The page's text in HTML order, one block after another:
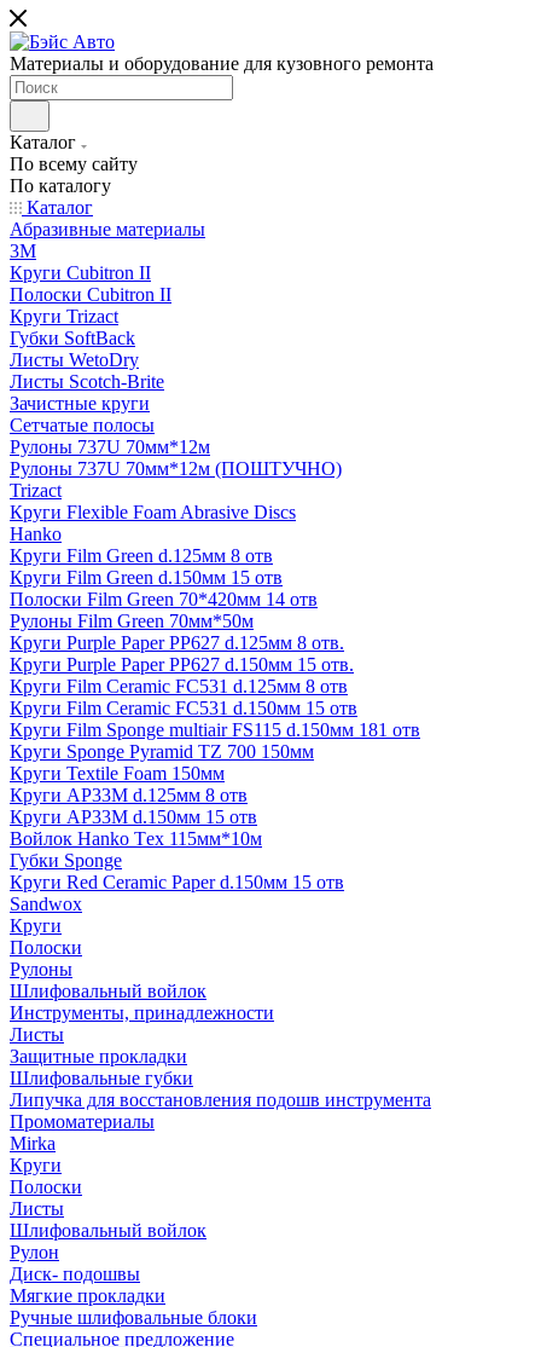
Материалы и оборудование для кузовного ремонта
Каталог
По всему сайту
По каталогу
Каталог
Абразивные материалы
3M
Круги Cubitron II
Полоски Cubitron II
Круги Trizact
Губки SoftBack
Листы WetoDry
Листы Scotch-Brite
Зачистные круги
Сетчатые полосы
Рулоны 737U 70мм*12м
Рулоны 737U 70мм*12м (ПОШТУЧНО)
Trizact
Круги Flexible Foam Abrasive Discs
Hanko
Круги Film Green d.125мм 8 отв
Круги Film Green d.150мм 15 отв
Полоски Film Green 70*420мм 14 отв
Рулоны Film Green 70мм*50м
Круги Purple Paper PP627 d.125мм 8 отв.
Круги Purple Paper PP627 d.150мм 15 отв.
Круги Film Ceramic FC531 d.125мм 8 отв
Круги Film Ceramic FC531 d.150мм 15 отв
Круги Film Sponge multiair FS115 d.150мм 181 отв
Круги Sponge Pyramid TZ 700 150мм
Круги Textile Foam 150мм
Круги AP33M d.125мм 8 отв
Круги AP33M d.150мм 15 отв
Войлок Hanko Tех 115мм*10м
Губки Sponge
Круги Red Ceramic Paper d.150мм 15 отв
Sandwox
Круги
Полоски
Рулоны
Шлифовальный войлок
Инструменты, принадлежности
Листы
Защитные прокладки
Шлифовальные губки
Липучка для восстановления подошв инструмента
Промоматериалы
Mirka
Круги
Полоски
Листы
Шлифовальный войлок
Рулон
Диск- подошвы
Мягкие прокладки
Ручные шлифовальные блоки
Специальное предложение